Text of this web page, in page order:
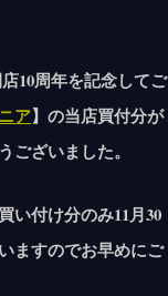
10周年を記念してご
ア】の当店買付分が
ざいました。
付け分のみ11月30
ますのでお早めにご